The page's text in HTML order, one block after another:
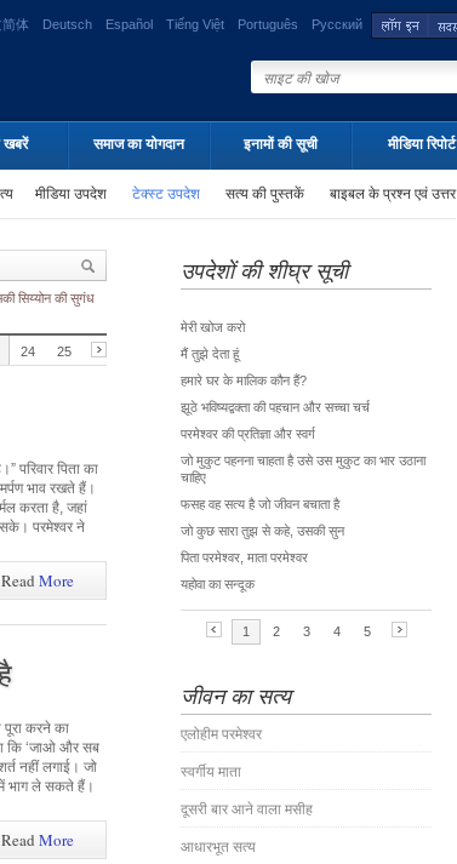
体 Deutsch Español Tiếng Việt Português Русский
खबरें समाज का योगदान इनामों की सूची मीडिया रिपोर्ट
मीडिया उपदेश टेक्स्ट उपदेश सत्य की पुस्तकें बाइबल के प्रश्न एवं उत्तर
सिय्योन की सुगंध
24 25
परिवार पिता का
भाव रखते हैं।
करता है, जहां
सके। परमेश्वर ने
ReadMore
करने का
कि ‘जाओ और सब
नहीं लगाई। जो
में भाग ले सकते हैं।
ReadMore
जीवन का सत्य
एलोहीम परमेश्वर
स्वर्गीय माता
दूसरी बार आने वाला मसीह
आधारभूत सत्य